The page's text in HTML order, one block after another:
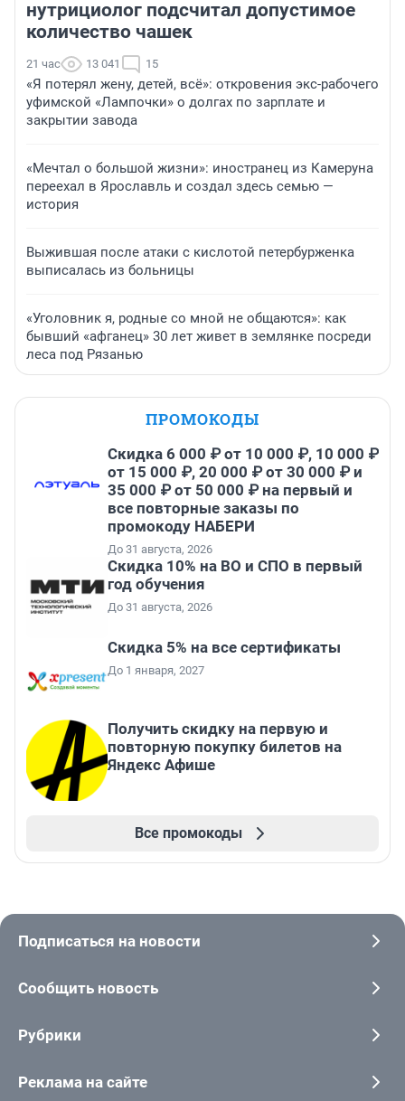
нутрициолог подсчитал допустимое
количество чашек
21 час 13 041 15
«Я потерял жену, детей, всё»: откровения экс-рабочего
уфимской «Лампочки» о долгах по зарплате и
закрытии завода
«Мечтал о большой жизни»: иностранец из Камеруна
переехал в Ярославль и создал здесь семью —
история
Выжившая после атаки с кислотой петербурженка
выписалась из больницы
«Уголовник я, родные со мной не общаются»: как
бывший «афганец» 30 лет живет в землянке посреди
леса под Рязанью
ПРОМОКОДЫ
Скидка 6 000 ₽ от 10 000 ₽, 10 000 ₽
от 15 000 ₽, 20 000 ₽ от 30 000 ₽ и
35 000 ₽ от 50 000 ₽ на первый и
все повторные заказы по
промокоду НАБЕРИ
До 31 августа, 2026
Скидка 10% на ВО и СПО в первый
год обучения
До 31 августа, 2026
Скидка 5% на все сертификаты
До 1 января, 2027
Получить скидку на первую и
повторную покупку билетов на
Яндекс Афише
Все промокоды
Подписаться на новости
Сообщить новость
Рубрики
Реклама на сайте